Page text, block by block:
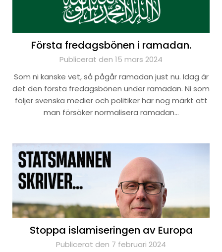
Första fredagsbönen i ramadan.
Publicerat den 15 mars 2024
Som ni kanske vet, så pågår ramadan just nu. Idag är
det den första fredagsbönen under ramadan. Ni som
följer svenska medier och politiker har nog märkt att
man försöker normalisera ramadan…
Stoppa islamiseringen av Europa
Publicerat den 7 februari 2024